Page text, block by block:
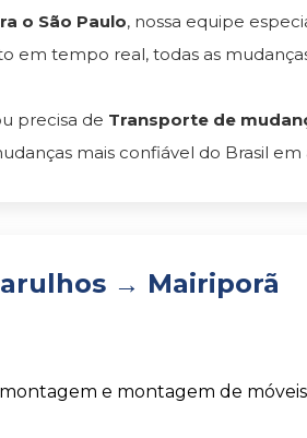
o São Paulo, nossa equipe
em tempo real, todas as
precisa de Transporte de
mais confiável do Brasil em
→ Mairiporã
e montagem de móveis